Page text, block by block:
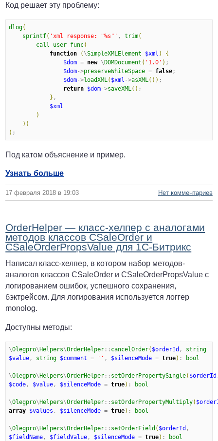
Код решает эту проблему:
dlog(
sprintf( 'xml response: "%s" ' , trim(
call_user_func(
function
( \SimpleXMLElement $xml )
{
$dom = new \DOMDocument ( ' 1.0 ' ) ;
$dom->preserveWhiteSpace = false;
$dom->loadXML( $xml ->asXML( ) ) ;
return $dom->saveXML( ) ;
} ,
$xml
)
) )
) ;
Под катом объяснение и пример.
Узнать больше
17 февраля 2018 в 19:03 Нет комментариев
OrderHelper — класс-хелпер с аналогами
методов классов CSaleOrder и
CSaleOrderPropsValue для 1С-Битрикс
Написал класс-хелпер, в котором набор методов-
аналогов классов CSaleOrder и CSaleOrderPropsValue с
логированием ошибок, успешного сохранения,
бэктрейсом. Для логирования используется логгер
monolog.
Доступны методы:
\Olegpro\ Helpers\OrderHelper :: cancelOrder( $orderId , string
$value, string $comment = ' ' , $silenceMode = true) : bool
\Olegpro\ Helpers\OrderHelper :: setOrderPropertySingle( $orderId
$code, $value, $silenceMode = true) : bool
\Olegpro\ Helpers\OrderHelper :: setOrderPropertyMultiply(
array $values , $silenceMode = true) : bool
\Olegpro\ Helpers\OrderHelper :: setOrderField ( $orderId
$fieldName, $fieldValue, $silenceMode = true) : bool